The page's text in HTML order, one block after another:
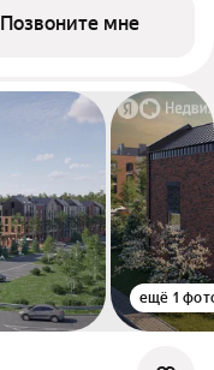
Позвоните мне
ещё 1